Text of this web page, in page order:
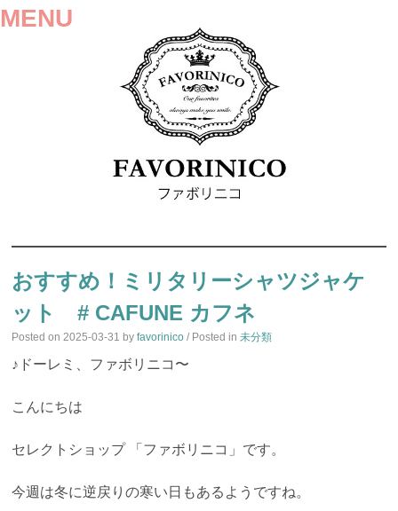
MENU
TO
CONTENT
おすすめ！ミリタリーシャツジャケ
ット # CAFUNE カフネ
Posted on2025-03-31 byfavorinico / Posted in未分類
♪ドーレミ、ファボリニコ〜
こんにちは
セレクトショップ 「ファボリニコ」です。
今週は冬に逆戻りの寒い日もあるようですね。